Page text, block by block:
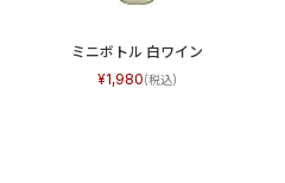
ミニボトル 白ワイン
1,980